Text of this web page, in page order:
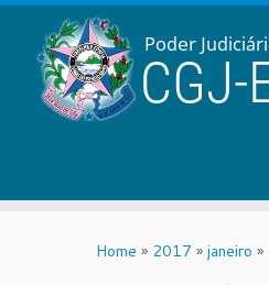
Home » 2017 » janeiro »